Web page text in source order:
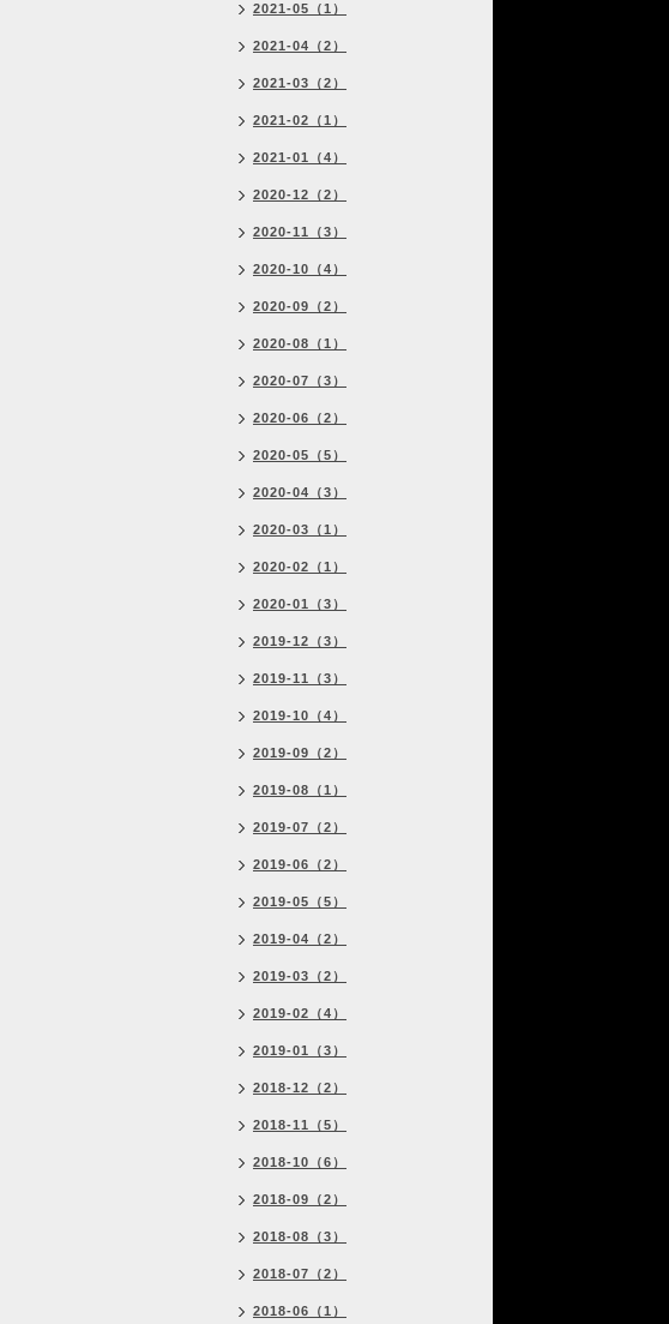
2021-05（1）
2021-04（2）
2021-03（2）
2021-02（1）
2021-01（4）
2020-12（2）
2020-11（3）
2020-10（4）
2020-09（2）
2020-08（1）
2020-07（3）
2020-06（2）
2020-05（5）
2020-04（3）
2020-03（1）
2020-02（1）
2020-01（3）
2019-12（3）
2019-11（3）
2019-10（4）
2019-09（2）
2019-08（1）
2019-07（2）
2019-06（2）
2019-05（5）
2019-04（2）
2019-03（2）
2019-02（4）
2019-01（3）
2018-12（2）
2018-11（5）
2018-10（6）
2018-09（2）
2018-08（3）
2018-07（2）
2018-06（1）